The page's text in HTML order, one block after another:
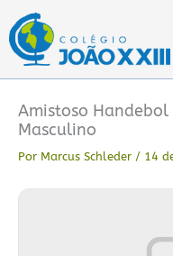
para
conteúdo
Amistoso
Masculino
Por Marcus Schleder / 14